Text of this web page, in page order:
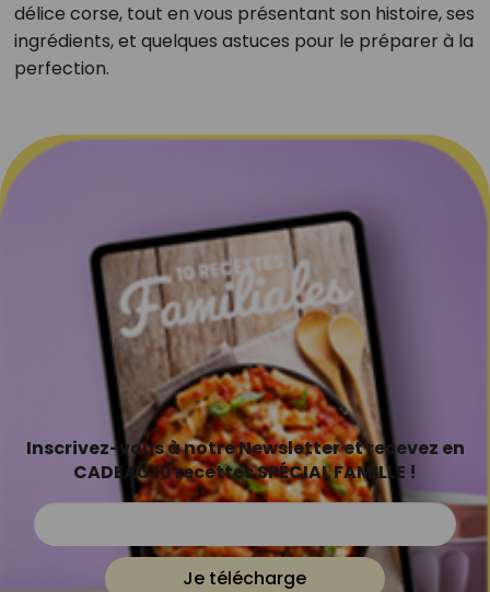
délice corse, tout en vous présentant son histoire, ses
ingrédients, et quelques astuces pour le préparer à la
perfection.
Inscrivez-vous à notre Newsletter et recevez en
CADEAU 10 recettes SPÉCIAL FAMILLE !
Je télécharge